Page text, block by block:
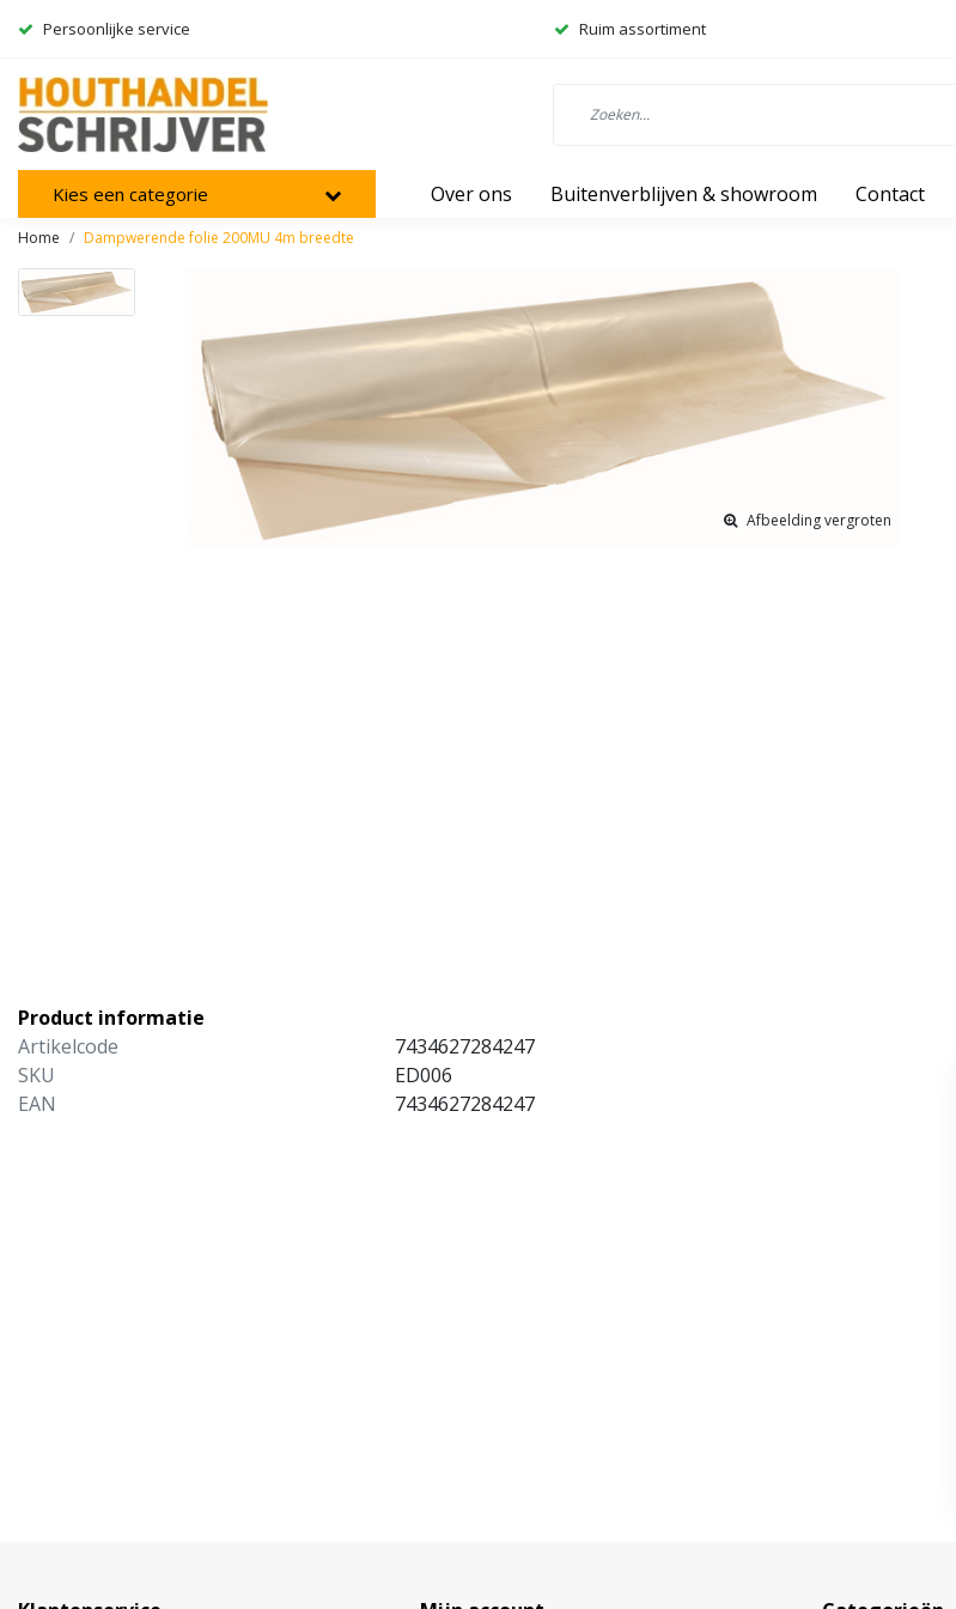
Persoonlijke service Ruim assortiment
Kies een categorie Over ons Buitenverblijven & showroom Contact
Home Dampwerende folie 200MU 4m breedte
Afbeelding vergroten
Product informatie
Artikelcode
7434627284247
SKU
ED006
EAN
7434627284247